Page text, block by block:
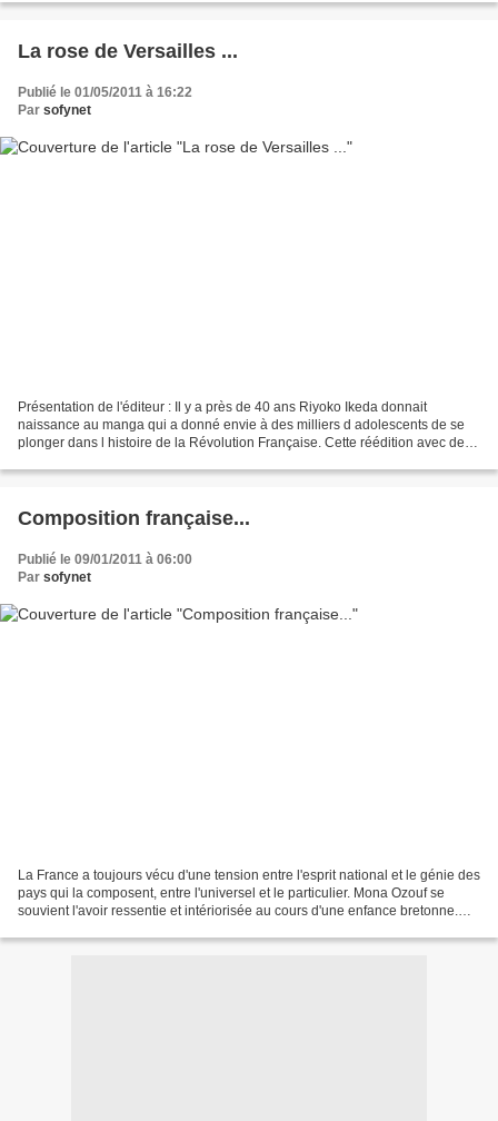
La rose de Versailles ...
Publié le 01/05/2011 à 16:22
Par sofynet
Présentation de l'éditeur : Il y a près de 40 ans Riyoko Ikeda donnait
naissance au manga qui a donné envie à des milliers d adolescents de se
plonger dans l histoire de la Révolution Française. Cette réédition avec de
Composition française...
Publié le 09/01/2011 à 06:00
Par sofynet
La France a toujours vécu d'une tension entre l'esprit national et le génie des
pays qui la composent, entre l'universel et le particulier. Mona Ozouf se
souvient l'avoir ressentie et intériorisée au cours d'une enfance bretonne.